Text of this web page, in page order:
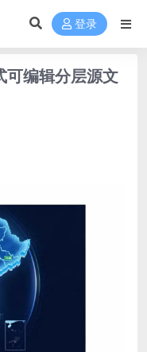
登录
可编辑分层源文